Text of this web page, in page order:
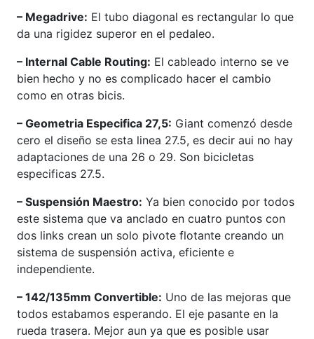
– Megadrive: El tubo diagonal es rectangular lo que
da una rigidez superor en el pedaleo.
– Internal Cable Routing: El cableado interno se ve
bien hecho y no es complicado hacer el cambio
como en otras bicis.
– Geometria Especifica 27,5: Giant comenzó desde
cero el diseño se esta linea 27.5, es decir aui no hay
adaptaciones de una 26 o 29. Son bicicletas
especificas 27.5.
– Suspensión Maestro: Ya bien conocido por todos
este sistema que va anclado en cuatro puntos con
dos links crean un solo pivote flotante creando un
sistema de suspensión activa, eficiente e
independiente.
– 142/135mm Convertible: Uno de las mejoras que
todos estabamos esperando. El eje pasante en la
rueda trasera. Mejor aun ya que es posible usar